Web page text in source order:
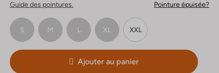
Guide des pointures. Pointure épuisée?
S M L XL XXL
Ajouter au panier